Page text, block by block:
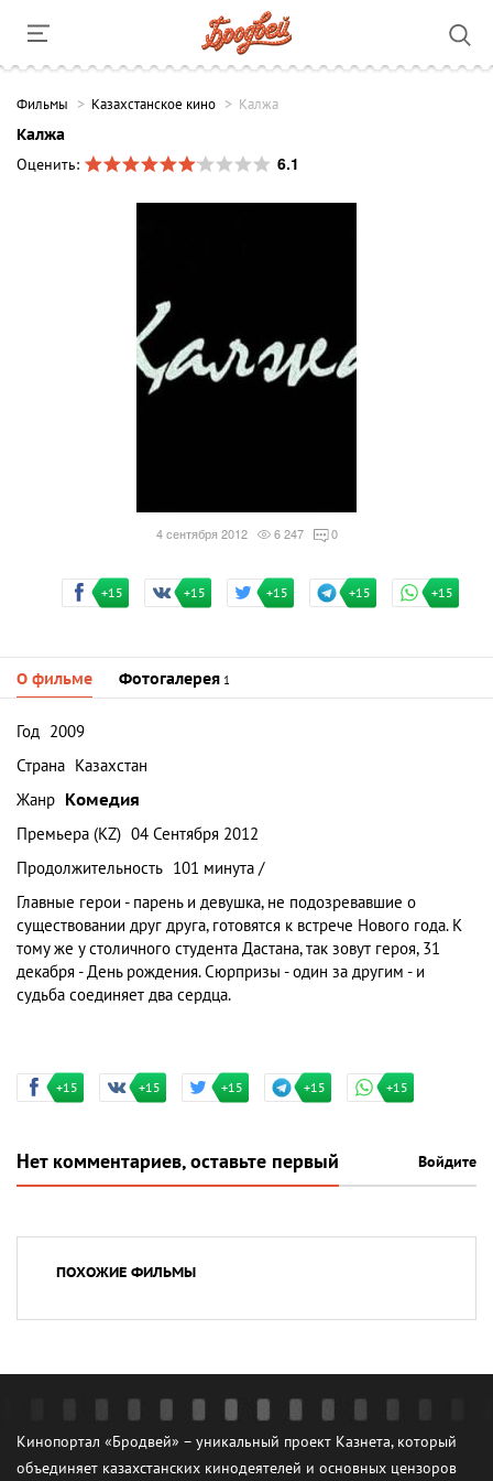
Фильмы Казахстанское кино Калжа
Калжа
Оценить:
6.1
4 сентября 2012 6 247 0
+15 +15 +15 +15 +15
О фильме Фотогалерея 1
Год 2009
Страна Казахстан
Жанр Комедия
Премьера (KZ) 04 Сентября 2012
Продолжительность 101 минута /
Главные герои - парень и девушка, не подозревавшие о
существовании друг друга, готовятся к встрече Нового года. К
тому же у столичного студента Дастана, так зовут героя, 31
декабря - День рождения. Сюрпризы - один за другим - и
судьба соединяет два сердца.
+15 +15 +15 +15 +15
Нет комментариев, оставьте первый Войдите
ПОХОЖИЕ ФИЛЬМЫ
Кинопортал «Бродвей» – уникальный проект Казнета, который
объединяет казахстанских кинодеятелей и основных цензоров